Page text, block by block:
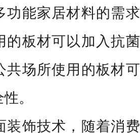
功能家居材料的需
的板材可以加入抗
共场所使用的板材
。
装饰技术，随着消